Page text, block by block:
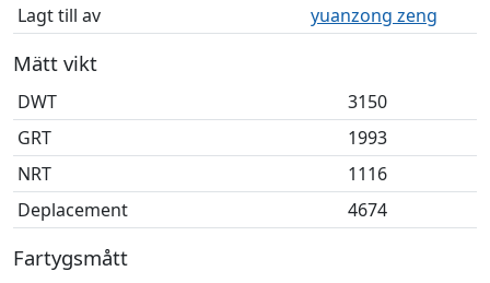
Lagt till av
yuanzong zeng
Mätt vikt
DWT
3150
GRT
1993
NRT
1116
Deplacement
4674
Fartygsmått